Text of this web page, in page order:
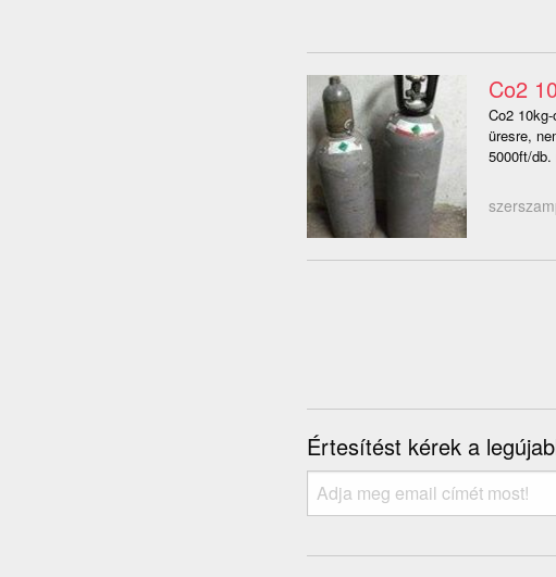
Co2
Co2
üresre,
5000ft/
Értesítést kérek a